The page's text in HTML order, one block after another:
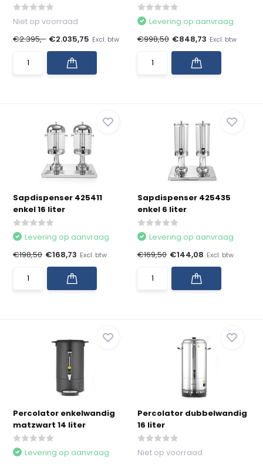
Niet op voorraad
€2.395,- €2.035,75 Excl. btw
Levering op aanvraag
€998,50 €848,73 Excl. btw
Sapdispenser 425411
enkel 16 liter
Levering op aanvraag
€198,50 €168,73 Excl. btw
Sapdispenser 425435
enkel 6 liter
Levering op aanvraag
€169,50 €144,08 Excl. btw
Percolator enkelwandig
matzwart 14 liter
Levering op aanvraag
Percolator dubbelwandig
16 liter
Niet op voorraad